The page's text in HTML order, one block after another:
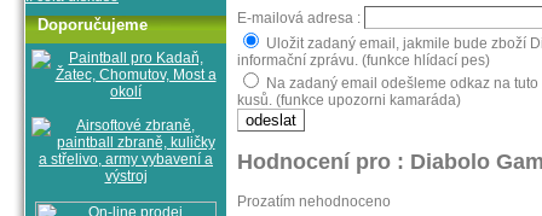
E-mailová adresa :
Uložit zadaný email, jakmile bude zboží
informační zprávu. (funkce hlídací pes)
Na zadaný email odešleme odkaz na
kusů. (funkce upozorni kamaráda)
Hodnocení pro : Diabolo
Prozatím nehodnoceno
Doporučujeme